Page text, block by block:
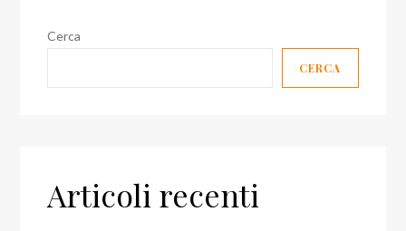
Cerca
CERCA
Articoli recenti